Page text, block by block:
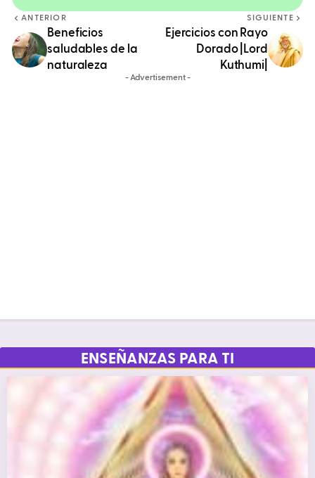
ANTERIOR
Beneficios
saludables de la
naturaleza
SIGUIENTE
Ejercicios con Rayo
Dorado |Lord
Kuthumi|
- Advertisement -
ENSEÑANZAS PARA TI